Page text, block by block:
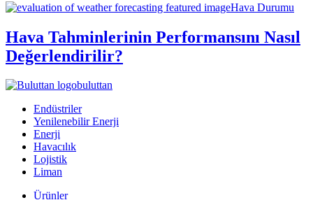
Hava Durumu
Hava Tahminlerinin Performansını Nasıl
Değerlendirilir?
buluttan
Endüstriler
Yenilenebilir Enerji
Enerji
Havacılık
Lojistik
Liman
Ürünler